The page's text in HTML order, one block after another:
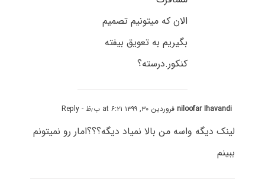
الان که میتونیم تصمیم
بگیریم به تعویق بیفته
کنکور.درسته؟
niloofar Ihavandiفروردین ۳۰, ۱۳۹۹ at ۶:۲۱ ب٫ظ - Reply
لینک دیگه واسه من بالا نمیاد دیگه؟؟؟امار رو نمیتونم
ببینم